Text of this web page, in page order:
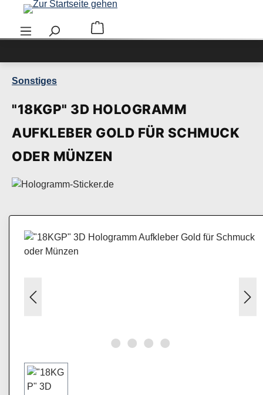
Zum Hauptinhalt springen
Warenkorb enthält 0 Positionen. Der
Sonstiges
"18KGP" 3D HOLOGRAMM
AUFKLEBER GOLD FÜR SCHMUCK
ODER MÜNZEN
Bildergalerie überspringen